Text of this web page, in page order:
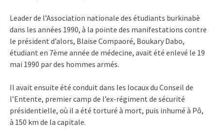
Leader de l’Association nationale des étudiants burkinabè
dans les années 1990, à la pointe des manifestations contre
le président d’alors, Blaise Compaoré, Boukary Dabo,
étudiant en 7ème année de médecine, avait été enlevé le 19
mai 1990 par des hommes armés.
Il avait ensuite été conduit dans les locaux du Conseil de
l’Entente, premier camp de l’ex-régiment de sécurité
présidentielle, où il a été torturé à mort, puis inhumé à Pô,
à 150 km de la capitale.